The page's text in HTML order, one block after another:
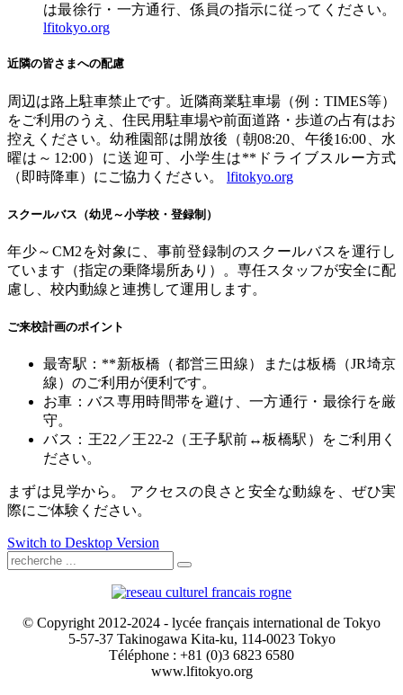
は最徐行・一方通行、係員の指示に従ってください。
lfitokyo.org
近隣の皆さまへの配慮
周辺は路上駐車禁止です。近隣商業駐車場（例： TIMES等）
をご利用のうえ、住民用駐車場や前面道路・歩道の占有はお
控えください。幼稚園部は開放後（朝08:20、午後16:00 、水
曜は～ 12:00）に送迎可、小学生は** ドライブスルー方式
（即時降車）にご協力ください。
lfitokyo.org
スクールバス（幼児～小学校・登録制）
年少～ CM2 を対象に、事前登録制のスクールバスを運行し
ています（指定の乗降場所あり）。専任スタッフが安全に配
慮し、校内動線と連携して運用します。
ご来校計画のポイント
最寄駅： **新板橋（都営三田線）または板橋（JR埼京
線） のご利用が便利です。
お車：バス専用時間帯を避け、一方通行・最徐行を厳
守。
バス：王22 ／王22-2 （王子駅前↔板橋駅）をご利用く
ださい。
まずは見学から。
アクセスの良さと安全な動線を、ぜひ実
際にご体験ください。
Switch to Desktop Version
© Copyright 2012-2024 - lycée français international de Tokyo
5-57-37 Takinogawa Kita-ku, 114-0023 Tokyo
Téléphone : +81 (0)3 6823 6580
www.lfitokyo.org